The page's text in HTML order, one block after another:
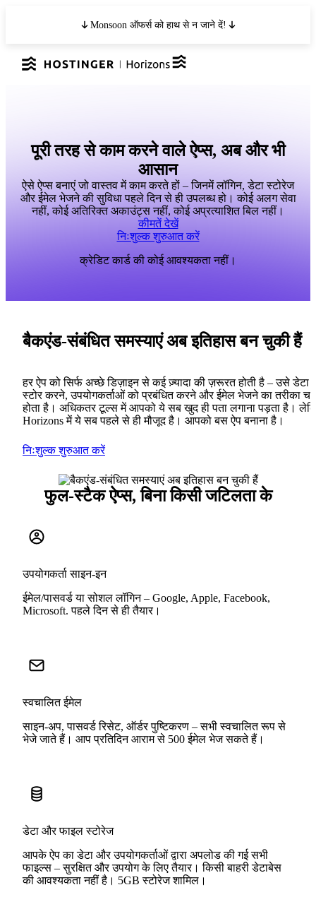
Monsoon ऑफर्स को हाथ से न जाने दें!
पूरी तरह से काम करने वाले ऐप्स, अब और भी
आसान
ऐसे ऐप्स बनाएं जो वास्तव में काम करते हों – जिनमें लॉगिन, डेटा स्टोरेज
और ईमेल भेजने की सुविधा पहले दिन से ही उपलब्ध हो। कोई अलग सेवा
नहीं, कोई अतिरिक्त अकाउंट्स नहीं, कोई अप्रत्याशित बिल नहीं।
निःशुल्क शुरुआत करें
क्रेडिट कार्ड की कोई आवश्यकता नहीं।
कीमतें देखें
बैकएंड-संबंधित समस्याएं अब इतिहास बन चुकी हैं
हर ऐप को सिर्फ अच्छे डिज़ाइन से कई ज़्यादा की ज़रूरत होती है – उसे डेटा
स्टोर करने, उपयोगकर्ताओं को प्रबंधित करने और ईमेल भेजने का तरीका
होता है। अधिकतर टूल्स में आपको ये सब खुद ही पता लगाना पड़ता है।
Horizons में ये सब पहले से ही मौजूद है। आपको बस ऐप बनाना है।
निःशुल्क शुरुआत करें
फुल-स्टैक ऐप्स, बिना किसी जटिलता के
उपयोगकर्ता साइन-इन
ईमेल/पासवर्ड या सोशल लॉगिन – Google, Apple, Facebook,
Microsoft. पहले दिन से ही तैयार।
स्वचालित ईमेल
साइन-अप, पासवर्ड रिसेट, ऑर्डर पुष्टिकरण – सभी स्वचालित रूप से
भेजे जाते हैं। आप प्रतिदिन आराम से 500 ईमेल भेज सकते हैं।
डेटा और फाइल स्टोरेज
आपके ऐप का डेटा और उपयोगकर्ताओं द्वारा अपलोड की गई सभी
फाइल्स – सुरक्षित और उपयोग के लिए तैयार। किसी बाहरी डेटाबेस
की आवश्यकता नहीं है। 5GB स्टोरेज शामिल।